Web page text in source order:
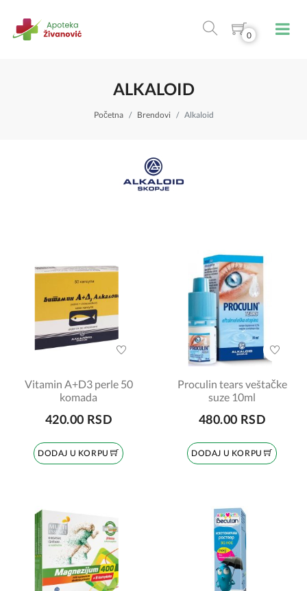
0
ALKALOID
Početna Brendovi Alkaloid
Vitamin A+D3 perle 50
komada
420.00 RSD
DODAJ U KORPU
Proculin tears veštačke
suze 10ml
480.00 RSD
DODAJ U KORPU